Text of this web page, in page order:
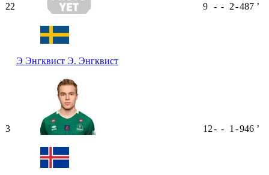
22
Э Энгквист Э. Энгквист
9 - - 2-487 ʼ
3 12- - 1 -946 ʼ